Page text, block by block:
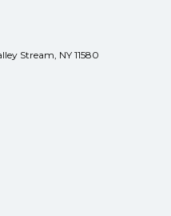
Stream, NY 11580